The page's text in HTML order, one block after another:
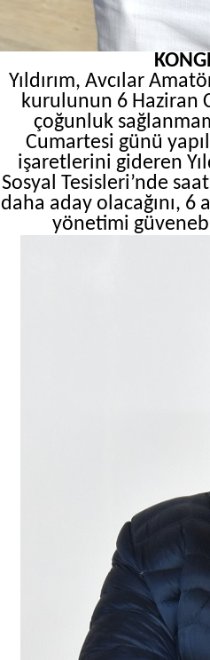
Yıldırım, Avcılar
kurulunun 6 Haziran
çoğunluk
Cumartesi günü
işaretlerini gideren
Sosyal Tesisleri’nde
daha aday olacağını,
yönetimi